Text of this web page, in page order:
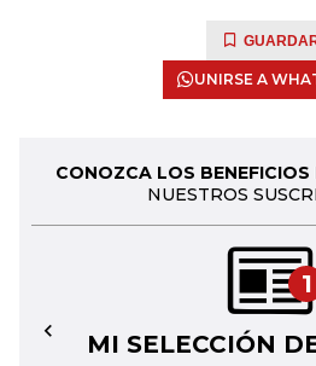
UNIRSE A
CONOZCA LOS BENEFICIOS
NUESTROS
1
MI SELECCIÓN
←